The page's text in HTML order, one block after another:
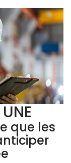
que les